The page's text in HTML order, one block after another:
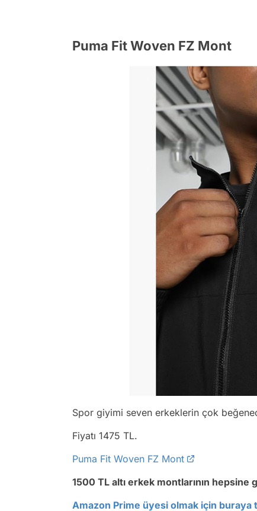
Puma Fit Woven FZ Mont
Spor giyimi seven erkeklerin çok
Fiyatı 1475 TL.
Puma Fit Woven FZ Mont
1500 TL altı erkek montlarının
Amazon Prime üyesi olmak için buraya